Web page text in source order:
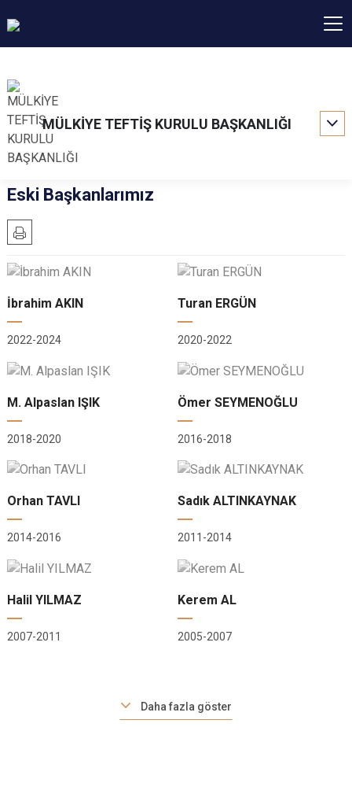
MÜLKİYE TEFTİŞ KURULU BAŞKANLIĞI
Eski Başkanlarımız
İbrahim AKIN
2022-2024
Turan ERGÜN
2020-2022
M. Alpaslan IŞIK
2018-2020
Ömer SEYMENOĞLU
2016-2018
Orhan TAVLI
2014-2016
Sadık ALTINKAYNAK
2011-2014
Halil YILMAZ
2007-2011
Kerem AL
2005-2007
Daha fazla göster